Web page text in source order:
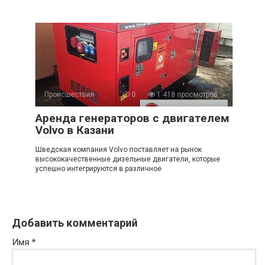
Происшествия 0 1 418 просмотров
Аренда генераторов с двигателем
Volvo в Казани
Шведская компания Volvo поставляет на рынок
высококачественные дизельные двигатели, которые
успешно интегрируются в различное
Добавить комментарий
Имя *